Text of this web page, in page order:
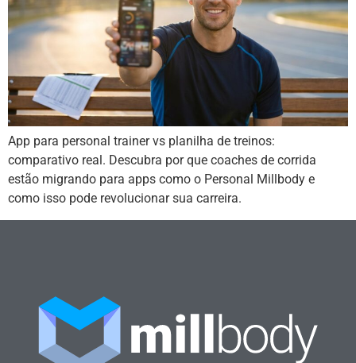
App para personal trainer vs planilha de treinos:
comparativo real. Descubra por que coaches de corrida
estão migrando para apps como o Personal Millbody e
como isso pode revolucionar sua carreira.